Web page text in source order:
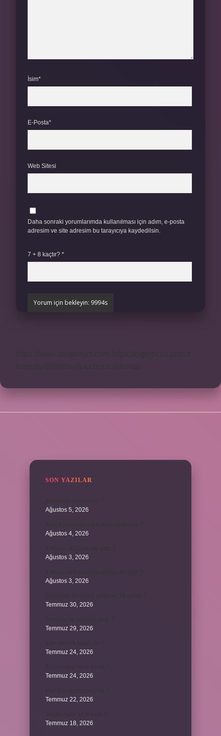
İsim*
E-Posta*
Web Sitesi
Daha sonraki yorumlarımda kullanılması için adım, e-posta
adresim ve site adresim bu tarayıcıya kaydedilsin.
7 + 8 kaçtır? *
SON YAZILAR
Ağustos 5, 2026
Ağustos 4, 2026
Ağustos 3, 2026
Ağustos 3, 2026
Temmuz 30, 2026
Temmuz 29, 2026
Temmuz 24, 2026
Temmuz 24, 2026
Temmuz 22, 2026
Temmuz 18, 2026